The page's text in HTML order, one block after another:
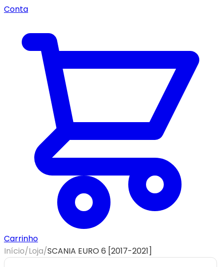
Conta
Carrinho
Início/Loja/SCANIA EURO 6 [2017-2021]